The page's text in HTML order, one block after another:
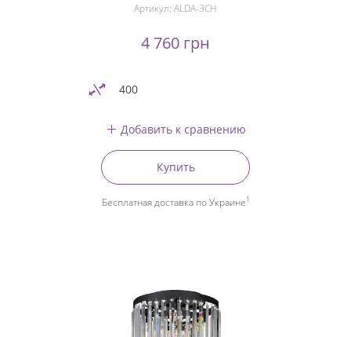
Артикул: ALDA-3CH
4 760 грн
400
Добавить к сравнению
Купить
Бесплатная доставка по Украине1